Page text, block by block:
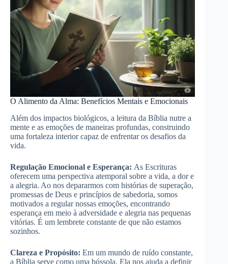
O Alimento da Alma: Benefícios Mentais e Emocionais
Além dos impactos biológicos, a leitura da Bíblia nutre a
mente e as emoções de maneiras profundas, construindo
uma fortaleza interior capaz de enfrentar os desafios da
vida.
Regulação Emocional e Esperança: As Escrituras
oferecem uma perspectiva atemporal sobre a vida, a dor e
a alegria. Ao nos depararmos com histórias de superação,
promessas de Deus e princípios de sabedoria, somos
motivados a regular nossas emoções, encontrando
esperança em meio à adversidade e alegria nas pequenas
vitórias. É um lembrete constante de que não estamos
sozinhos.
Clareza e Propósito: Em um mundo de ruído constante,
a Bíblia serve como uma bússola. Ela nos ajuda a definir